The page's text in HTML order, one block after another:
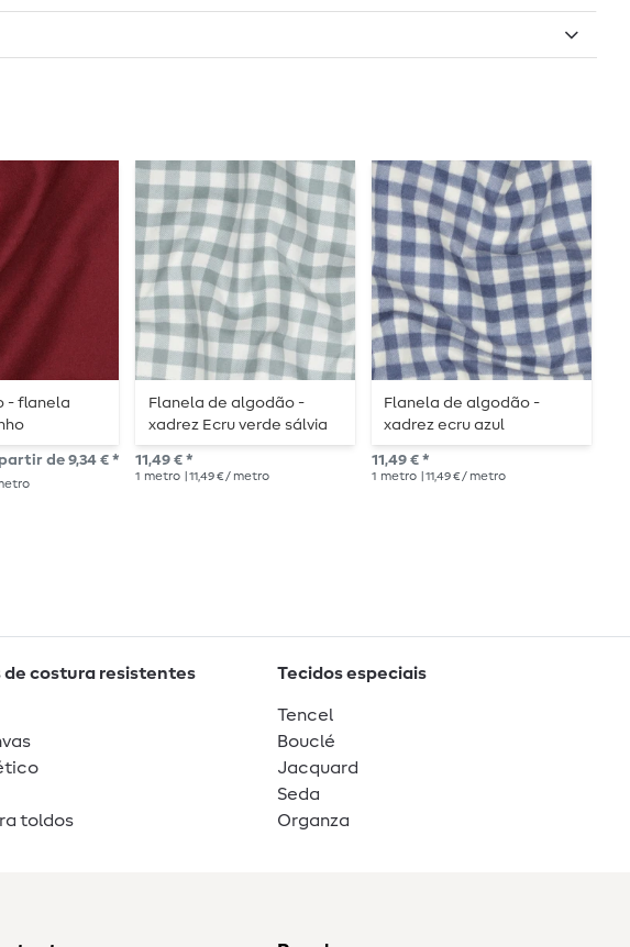
- flanela
de 9,34 € *
Flanela de algodão -
xadrez Ecru verde sálvia
11,49 € *
1 metro | 11,49 € / metro
Flanela de algodão -
xadrez ecru azul
11,49 € *
1 metro | 11,49 € / metro
de costura resistentes
toldos
Tecidos especiais
Tencel
Bouclé
Jacquard
Seda
Organza